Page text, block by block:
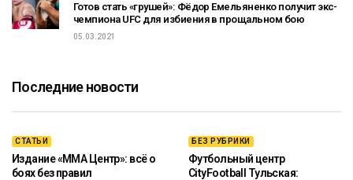
Готов стать «грушей»: Фёдор Емельяненко получит экс-
чемпиона UFC для избиения в прощальном бою
05.03.2021
Последние новости
СТАТЬИ
Издание «ММА Центр»: всё о
боях без правил
БЕЗ РУБРИКИ
Футбольный центр
CityFootball Тульская: